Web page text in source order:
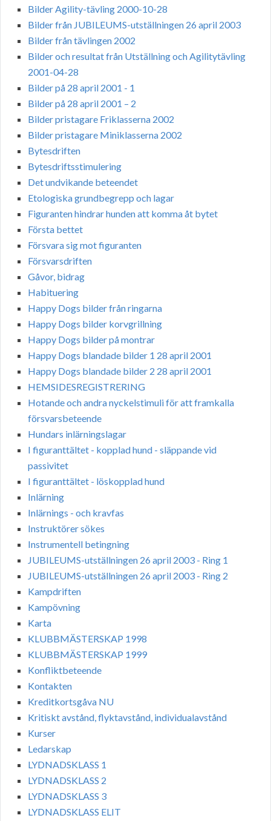
Bilder Agility-tävling 2000-10-28
Bilder från JUBILEUMS-utställningen 26 april 2003
Bilder från tävlingen 2002
Bilder och resultat från Utställning och Agilitytävling
2001-04-28
Bilder på 28 april 2001 - 1
Bilder på 28 april 2001 – 2
Bilder pristagare Friklasserna 2002
Bilder pristagare Miniklasserna 2002
Bytesdriften
Bytesdriftsstimulering
Det undvikande beteendet
Etologiska grundbegrepp och lagar
Figuranten hindrar hunden att komma åt bytet
Första bettet
Försvara sig mot figuranten
Försvarsdriften
Gåvor, bidrag
Habituering
Happy Dogs bilder från ringarna
Happy Dogs bilder korvgrillning
Happy Dogs bilder på montrar
Happy Dogs blandade bilder 1 28 april 2001
Happy Dogs blandade bilder 2 28 april 2001
HEMSIDESREGISTRERING
Hotande och andra nyckelstimuli för att framkalla
försvarsbeteende
Hundars inlärningslagar
I figuranttältet - kopplad hund - släppande vid
passivitet
I figuranttältet - löskopplad hund
Inlärning
Inlärnings - och kravfas
Instruktörer sökes
Instrumentell betingning
JUBILEUMS-utställningen 26 april 2003 - Ring 1
JUBILEUMS-utställningen 26 april 2003 - Ring 2
Kampdriften
Kampövning
Karta
KLUBBMÄSTERSKAP 1998
KLUBBMÄSTERSKAP 1999
Konfliktbeteende
Kontakten
Kreditkortsgåva NU
Kritiskt avstånd, flyktavstånd, individualavstånd
Kurser
Ledarskap
LYDNADSKLASS 1
LYDNADSKLASS 2
LYDNADSKLASS 3
LYDNADSKLASS ELIT